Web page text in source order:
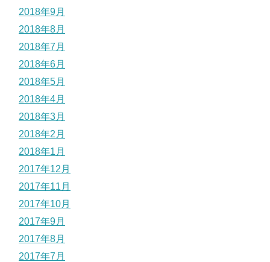
2018年9月
2018年8月
2018年7月
2018年6月
2018年5月
2018年4月
2018年3月
2018年2月
2018年1月
2017年12月
2017年11月
2017年10月
2017年9月
2017年8月
2017年7月